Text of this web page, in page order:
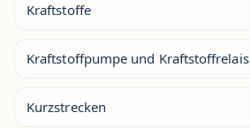
Kraftstoffe
Kraftstoffpumpe und Kraftstoffrelais
Kurzstrecken